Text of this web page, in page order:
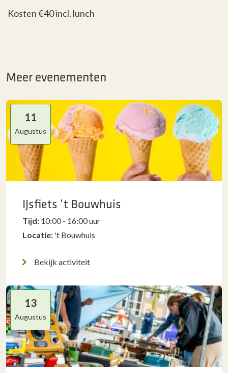
Kosten €40 incl. lunch
Meer evenementen
11
Augustus
IJsfiets ’t Bouwhuis
Tijd: 10:00 - 16:00 uur
Locatie: 't Bouwhuis
Bekijk activiteit
13
Augustus